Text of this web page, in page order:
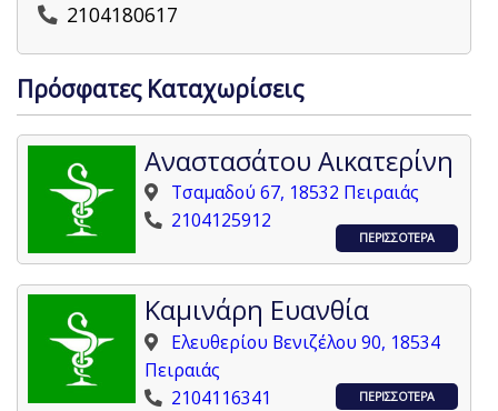
2104180617
Πρόσφατες Καταχωρίσεις
Αναστασάτου Αικατερίνη
Τσαμαδού 67, 18532 Πειραιάς
2104125912
ΠΕΡΙΣΣΟΤΕΡΑ
Καμινάρη Ευανθία
Ελευθερίου Βενιζέλου 90, 18534
Πειραιάς
2104116341
ΠΕΡΙΣΣΟΤΕΡΑ